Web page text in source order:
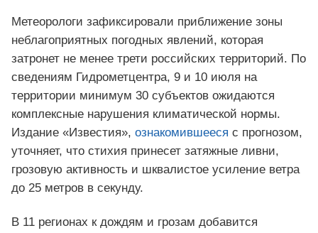
Метеорологи зафиксировали приближение зоны
неблагоприятных погодных явлений, которая
затронет не менее трети российских территорий. По
сведениям Гидрометцентра, 9 и 10 июля на
территории минимум 30 субъектов ожидаются
комплексные нарушения климатической нормы.
Издание «Известия», ознакомившееся с прогнозом,
уточняет, что стихия принесет затяжные ливни,
грозовую активность и шквалистое усиление ветра
до 25 метров в секунду.
В 11 регионах к дождям и грозам добавится